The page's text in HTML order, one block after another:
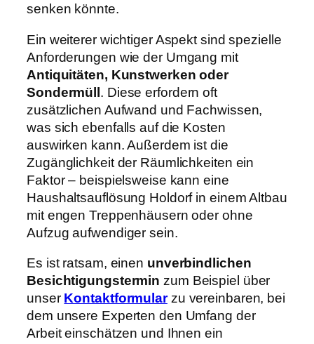
senken könnte.
Ein weiterer wichtiger Aspekt sind spezielle
Anforderungen wie der Umgang mit
Antiquitäten, Kunstwerken oder
Sondermüll. Diese erfordern oft
zusätzlichen Aufwand und Fachwissen,
was sich ebenfalls auf die Kosten
auswirken kann. Außerdem ist die
Zugänglichkeit der Räumlichkeiten ein
Faktor – beispielsweise kann eine
Haushaltsauflösung Holdorf in einem Altbau
mit engen Treppenhäusern oder ohne
Aufzug aufwendiger sein.
Es ist ratsam, einen unverbindlichen
Besichtigungstermin zum Beispiel über
unser Kontaktformularzu vereinbaren, bei
dem unsere Experten den Umfang der
Arbeit einschätzen und Ihnen ein